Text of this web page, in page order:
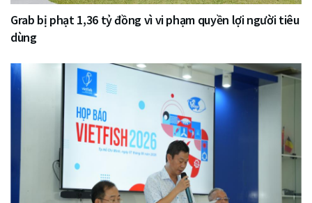
Grab bị phạt 1,36 tỷ đồng vì vi phạm quyền lợi người tiêu
dùng